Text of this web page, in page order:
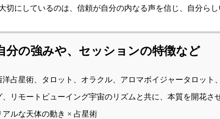
切にしているのは、信頼が自分の内なる声を信じ、自分ら
分の強みや、セッションの特徴など
洋占星術、タロット、オラクル、アロマボイジャータロット
、リモートビューイング宇宙のリズムと共に、本質を開花さ
アルな天体の動き × 占星術